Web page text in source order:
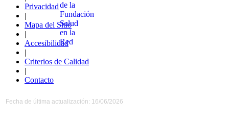
Privacidad
|
Mapa del Sitio
|
Accesibilidad
|
Criterios de Calidad
|
Contacto